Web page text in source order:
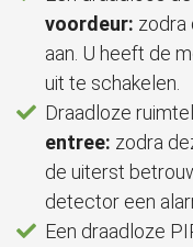
voordeur: zodra
aan. U heeft de
uit te schakelen.
Draadloze
entree: zodra
de uiterst
detector een
Een draadloze